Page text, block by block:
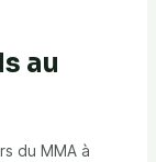
au
du MMA à